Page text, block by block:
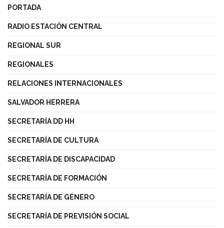
PORTADA
RADIO ESTACIÓN CENTRAL
REGIONAL SUR
REGIONALES
RELACIONES INTERNACIONALES
SALVADOR HERRERA
SECRETARÍA DD HH
SECRETARÍA DE CULTURA
SECRETARÍA DE DISCAPACIDAD
SECRETARÍA DE FORMACIÓN
SECRETARÍA DE GÉNERO
SECRETARÍA DE PREVISIÓN SOCIAL